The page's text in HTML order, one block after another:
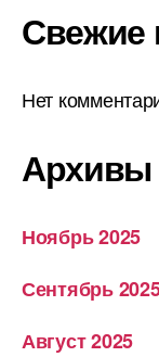
Свежие
Нет
Архивы
Ноябрь 2025
Сентябрь
Август 2025